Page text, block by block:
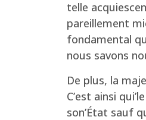
telle
pareillement
fondamental
nous savons
De plus, la
C’est ainsi
son’État sauf